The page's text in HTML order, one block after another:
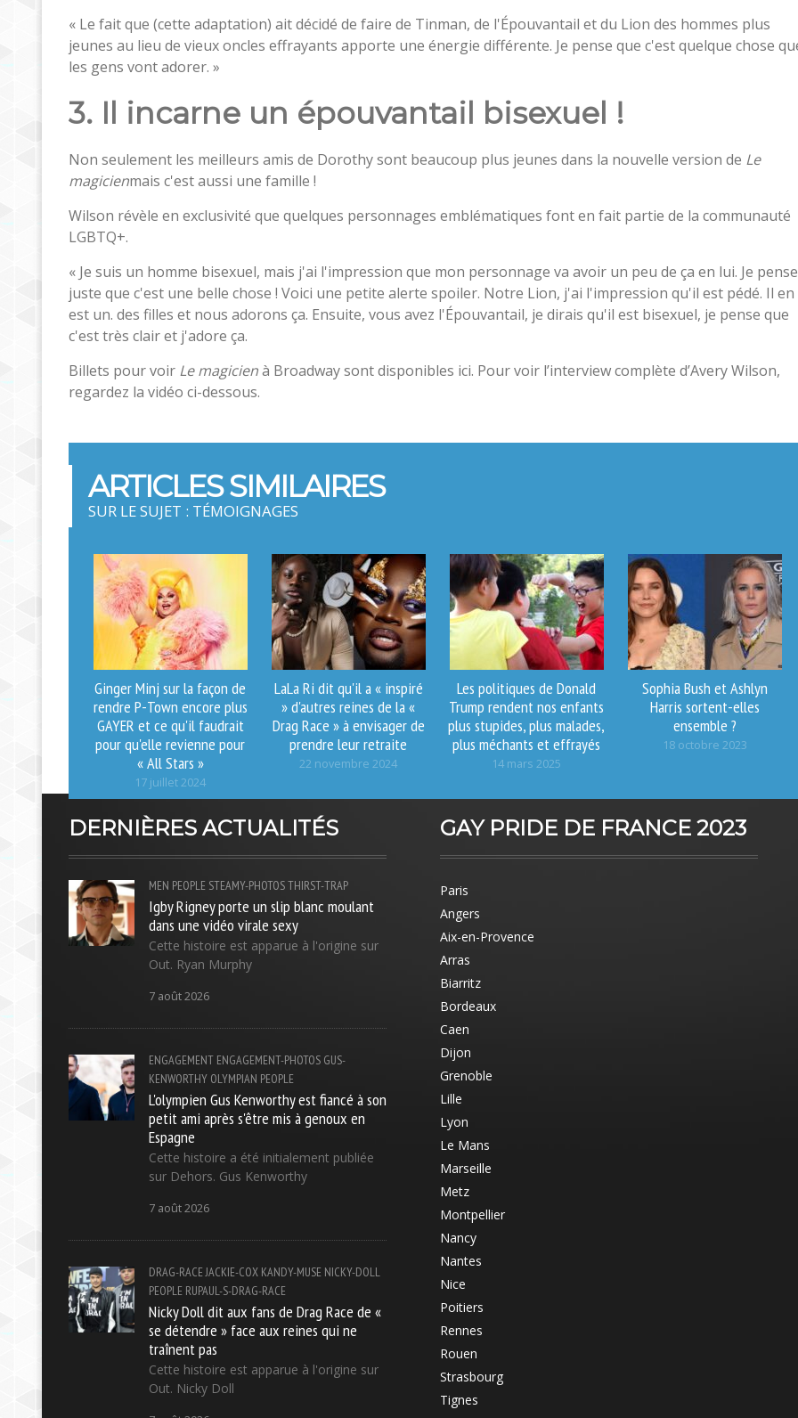
« Le fait que (cette adaptation) ait décidé de faire de Tinman, de l'Épouvantail et du Lion des hommes plus
jeunes au lieu de vieux oncles effrayants apporte une énergie différente. Je pense que c'est quelque chose
les gens vont adorer. »
3. Il incarne un épouvantail bisexuel !
Non seulement les meilleurs amis de Dorothy sont beaucoup plus jeunes dans la nouvelle version de Le
magicienmais c'est aussi une famille !
Wilson révèle en exclusivité que quelques personnages emblématiques font en fait partie de la communauté
LGBTQ+.
« Je suis un homme bisexuel, mais j'ai l'impression que mon personnage va avoir un peu de ça en lui. Je pense
juste que c'est une belle chose ! Voici une petite alerte spoiler. Notre Lion, j'ai l'impression qu'il est pédé. Il en
est un. des filles et nous adorons ça. Ensuite, vous avez l'Épouvantail, je dirais qu'il est bisexuel, je pense que
c'est très clair et j'adore ça.
Billets pour voir Le magicienà Broadway sont disponibles ici. Pour voir l’interview complète d’Avery Wilson,
regardez la vidéo ci-dessous.
ARTICLES SIMILAIRES
SUR LE SUJET : TÉMOIGNAGES
Ginger Minj sur la façon de
rendre P-Town encore plus
GAYER et ce qu'il faudrait
pour qu'elle revienne pour
« All Stars »
17 juillet 2024
LaLa Ri dit qu'il a « inspiré
» d'autres reines de la «
Drag Race » à envisager de
prendre leur retraite
22 novembre 2024
Les politiques de Donald
Trump rendent nos enfants
plus stupides, plus malades,
plus méchants et effrayés
14 mars 2025
Sophia Bush et Ashlyn
Harris sortent-elles
ensemble ?
18 octobre 2023
DERNIÈRES ACTUALITÉS
MEN PEOPLE STEAMY-PHOTOSTHIRST-TRAP
Igby Rigney porte un slip blanc moulant
dans une vidéo virale sexy
Cette histoire est apparue à l'origine sur
Out. Ryan Murphy
7 août 2026
ENGAGEMENT ENGAGEMENT-PHOTOS GUS-
KENWORTHY OLYMPIAN PEOPLE
L'olympien Gus Kenworthy est fiancé à son
petit ami après s'être mis à genoux en
Espagne
Cette histoire a été initialement publiée
sur Dehors. Gus Kenworthy
7 août 2026
DRAG-RACEJACKIE-COX KANDY-MUSE NICKY-DOLL
PEOPLE RUPAUL-S-DRAG-RACE
Nicky Doll dit aux fans de Drag Race de «
se détendre » face aux reines qui ne
traînent pas
Cette histoire est apparue à l'origine sur
Out. Nicky Doll
GAY PRIDE DE FRANCE 2023
Paris
Angers
Aix-en-Provence
Arras
Biarritz
Bordeaux
Caen
Dijon
Grenoble
Lille
Lyon
Le Mans
Marseille
Metz
Montpellier
Nancy
Nantes
Nice
Poitiers
Rennes
Rouen
Strasbourg
Tignes